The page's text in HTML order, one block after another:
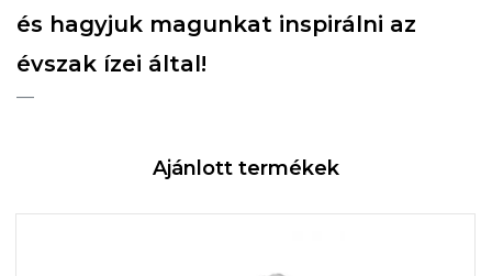
és hagyjuk magunkat inspirálni az
évszak ízei által!
Ajánlott termékek